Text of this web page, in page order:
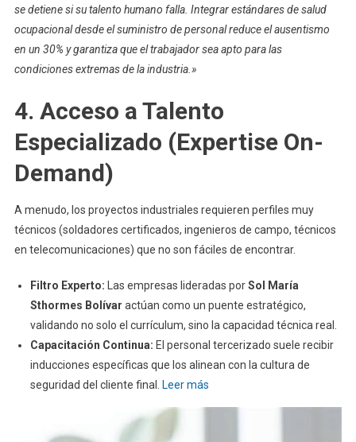
se detiene si su talento humano falla. Integrar estándares de salud
ocupacional desde el suministro de personal reduce el ausentismo
en un 30% y garantiza que el trabajador sea apto para las
condiciones extremas de la industria.»
4. Acceso a Talento
Especializado (Expertise On-
Demand)
A menudo, los proyectos industriales requieren perfiles muy
técnicos (soldadores certificados, ingenieros de campo, técnicos
en telecomunicaciones) que no son fáciles de encontrar.
Filtro Experto: Las empresas lideradas porSol María
Sthormes Bolívar actúan como un puente estratégico,
validando no solo el currículum, sino la capacidad técnica real.
Capacitación Continua: El personal tercerizado suele recibir
inducciones específicas que los alinean con la cultura de
seguridad del cliente final. Leer más